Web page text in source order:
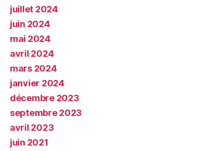
juillet 2024
juin 2024
mai 2024
avril 2024
mars 2024
janvier 2024
décembre 2023
septembre 2023
avril 2023
juin 2021